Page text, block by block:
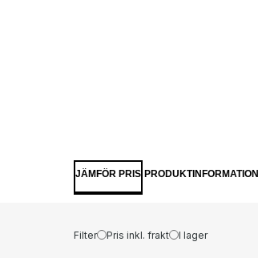
JÄMFÖR PRIS PRODUKTINFORMATION
Filter Pris inkl. frakt I lager